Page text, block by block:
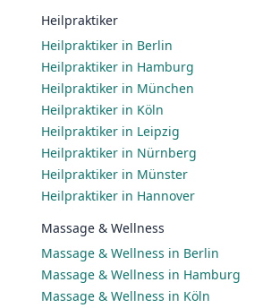
Heilpraktiker
Heilpraktiker in Berlin
Heilpraktiker in Hamburg
Heilpraktiker in München
Heilpraktiker in Köln
Heilpraktiker in Leipzig
Heilpraktiker in Nürnberg
Heilpraktiker in Münster
Heilpraktiker in Hannover
Massage & Wellness
Massage & Wellness in Berlin
Massage & Wellness in Hamburg
Massage & Wellness in Köln